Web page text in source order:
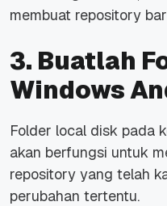
membuat repository
3. Buatlah
Windows
Folder local disk pada
akan berfungsi untuk
repository yang telah
perubahan tertentu.